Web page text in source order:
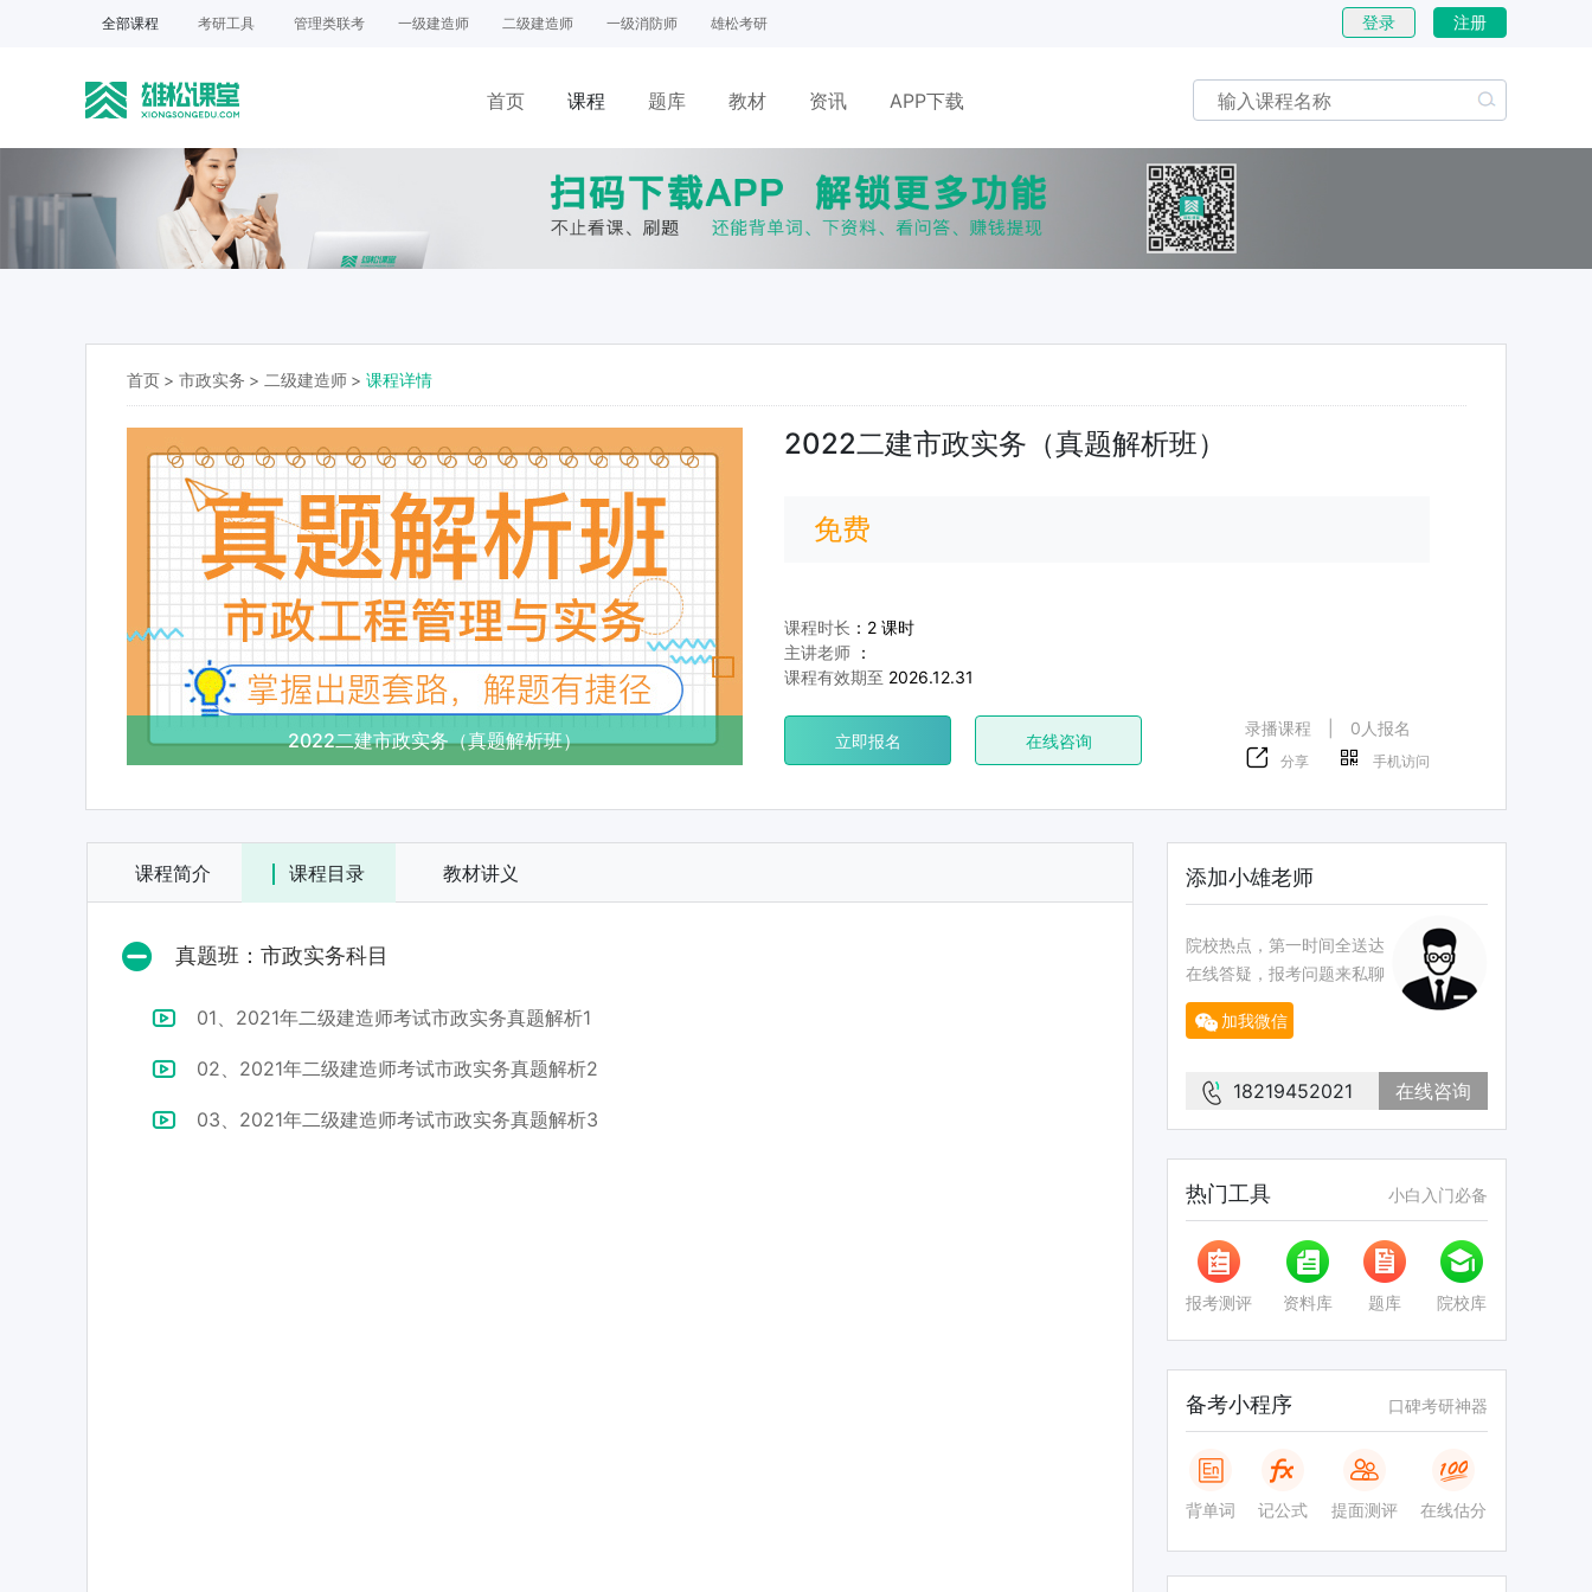
全部课程 考研工具 管理类联考 一级建造师 二级建造师 一级消防师 雄松考研 登录 注册
首页 课程
面授
题库 教材 资讯 APP下载
首页 > 市政实务 > 二级建造师 > 课程详情
2022二建市政实务（真题解析班）
2022二建市政实务（真题解析班）
免费
课程时长 ：2 课时
主讲老师 ：
课程有效期至 2026.12.31
立即报名 在线咨询
录播课程 0人报名
分享 手机访问
课程简介 课程目录 教材讲义
真题班：市政实务科目
01、2021年二级建造师考试市政实务真题解析1
02、2021年二级建造师考试市政实务真题解析2
03、2021年二级建造师考试市政实务真题解析3
添加小雄老师
院校热点，第一时间全送达
在线答疑，报考问题来私聊
加我微信
18219452021 在线咨询
热门工具 小白入门必备
报考测评 资料库 题库 院校库
备考小程序 口碑考研神器
背单词 记公式 提面测评 在线估分